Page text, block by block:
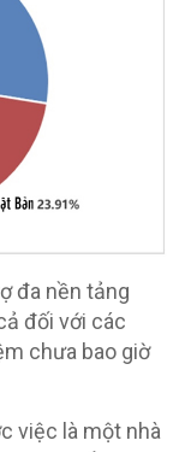
đa nền tảng
đối với các
chưa bao giờ
việc là một nhà